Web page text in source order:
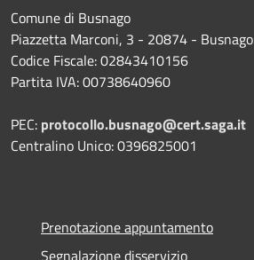
Comune di Busnago
Piazzetta Marconi, 3 - 20874 - Busnago
Codice Fiscale: 02843410156
Partita IVA: 00738640960
PEC: protocollo.busnago@cert.saga.it
Centralino Unico: 0396825001
Prenotazione appuntamento
Segnalazione disservizio